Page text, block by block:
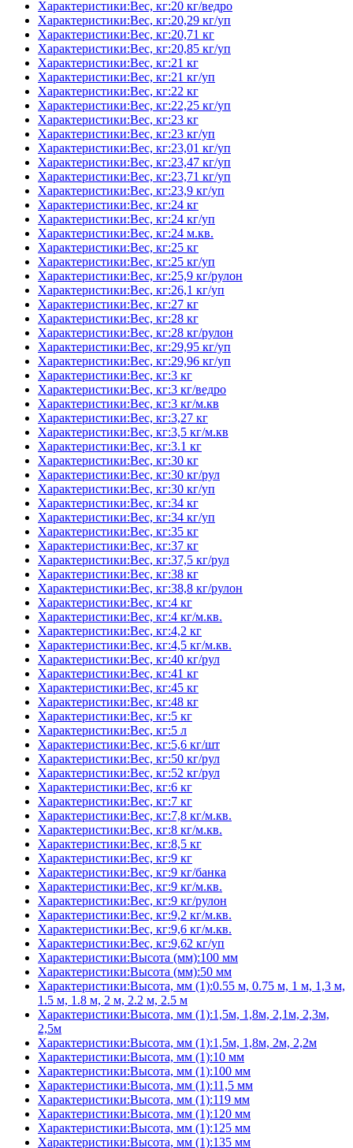
Характеристики:Вес, кг:20 кг/ведро
Характеристики:Вес, кг:20,29 кг/уп
Характеристики:Вес, кг:20,71 кг
Характеристики:Вес, кг:20,85 кг/уп
Характеристики:Вес, кг:21 кг
Характеристики:Вес, кг:21 кг/уп
Характеристики:Вес, кг:22 кг
Характеристики:Вес, кг:22,25 кг/уп
Характеристики:Вес, кг:23 кг
Характеристики:Вес, кг:23 кг/уп
Характеристики:Вес, кг:23,01 кг/уп
Характеристики:Вес, кг:23,47 кг/уп
Характеристики:Вес, кг:23,71 кг/уп
Характеристики:Вес, кг:23,9 кг/уп
Характеристики:Вес, кг:24 кг
Характеристики:Вес, кг:24 кг/уп
Характеристики:Вес, кг:24 м.кв.
Характеристики:Вес, кг:25 кг
Характеристики:Вес, кг:25 кг/уп
Характеристики:Вес, кг:25,9 кг/рулон
Характеристики:Вес, кг:26,1 кг/уп
Характеристики:Вес, кг:27 кг
Характеристики:Вес, кг:28 кг
Характеристики:Вес, кг:28 кг/рулон
Характеристики:Вес, кг:29,95 кг/уп
Характеристики:Вес, кг:29,96 кг/уп
Характеристики:Вес, кг:3 кг
Характеристики:Вес, кг:3 кг/ведро
Характеристики:Вес, кг:3 кг/м.кв
Характеристики:Вес, кг:3,27 кг
Характеристики:Вес, кг:3,5 кг/м.кв
Характеристики:Вес, кг:3.1 кг
Характеристики:Вес, кг:30 кг
Характеристики:Вес, кг:30 кг/рул
Характеристики:Вес, кг:30 кг/уп
Характеристики:Вес, кг:34 кг
Характеристики:Вес, кг:34 кг/уп
Характеристики:Вес, кг:35 кг
Характеристики:Вес, кг:37 кг
Характеристики:Вес, кг:37,5 кг/рул
Характеристики:Вес, кг:38 кг
Характеристики:Вес, кг:38,8 кг/рулон
Характеристики:Вес, кг:4 кг
Характеристики:Вес, кг:4 кг/м.кв.
Характеристики:Вес, кг:4,2 кг
Характеристики:Вес, кг:4,5 кг/м.кв.
Характеристики:Вес, кг:40 кг/рул
Характеристики:Вес, кг:41 кг
Характеристики:Вес, кг:45 кг
Характеристики:Вес, кг:48 кг
Характеристики:Вес, кг:5 кг
Характеристики:Вес, кг:5 л
Характеристики:Вес, кг:5,6 кг/шт
Характеристики:Вес, кг:50 кг/рул
Характеристики:Вес, кг:52 кг/рул
Характеристики:Вес, кг:6 кг
Характеристики:Вес, кг:7 кг
Характеристики:Вес, кг:7,8 кг/м.кв.
Характеристики:Вес, кг:8 кг/м.кв.
Характеристики:Вес, кг:8,5 кг
Характеристики:Вес, кг:9 кг
Характеристики:Вес, кг:9 кг/банка
Характеристики:Вес, кг:9 кг/м.кв.
Характеристики:Вес, кг:9 кг/рулон
Характеристики:Вес, кг:9,2 кг/м.кв.
Характеристики:Вес, кг:9,6 кг/м.кв.
Характеристики:Вес, кг:9,62 кг/уп
Характеристики:Высота (мм):100 мм
Характеристики:Высота (мм):50 мм
Характеристики:Высота, мм (1):0.55 м, 0.75 м, 1 м, 1,3 м,
1.5 м, 1.8 м, 2 м, 2.2 м, 2.5 м
Характеристики:Высота, мм (1):1,5м, 1,8м, 2,1м, 2,3м,
2,5м
Характеристики:Высота, мм (1):1,5м, 1,8м, 2м, 2,2м
Характеристики:Высота, мм (1):10 мм
Характеристики:Высота, мм (1):100 мм
Характеристики:Высота, мм (1):11,5 мм
Характеристики:Высота, мм (1):119 мм
Характеристики:Высота, мм (1):120 мм
Характеристики:Высота, мм (1):125 мм
Характеристики:Высота, мм (1):135 мм